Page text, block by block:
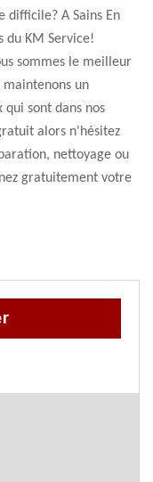
difficile? A Sains En
du KM Service!
sommes le meilleur
un
sont dans nos
alors n'hésitez
nettoyage ou
gratuitement votre